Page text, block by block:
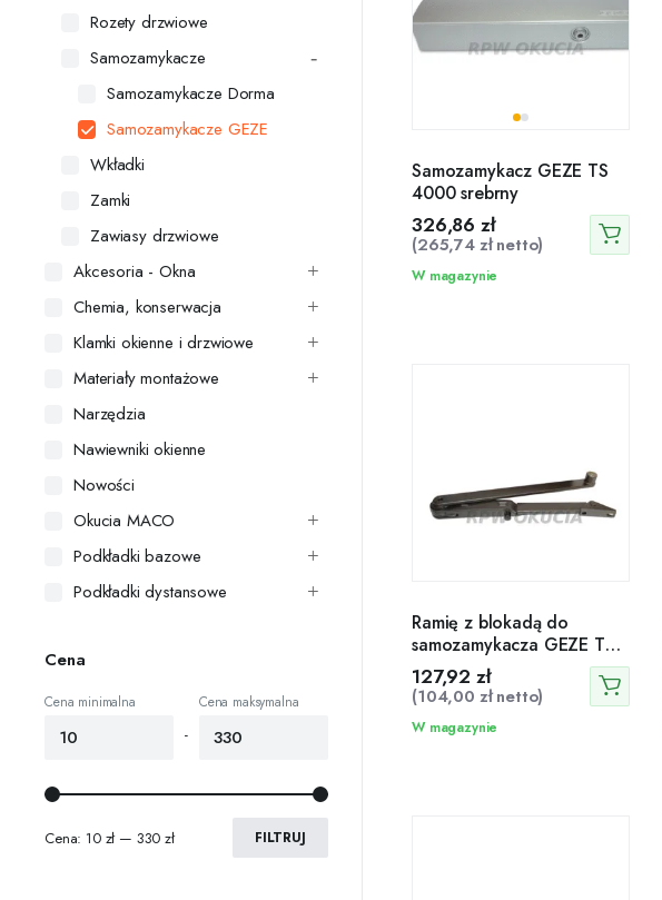
Samozamykacz GEZE TS
4000 srebrny
326,86 zł
(265,74złnetto)
W magazynie
Ramię z blokadą do
samozamykacza GEZE TS
2000 i TS 4000 brązowe
127,92 zł
(104,00 złnetto)
W magazynie
Rozety drzwiowe
Samozamykacze
Samozamykacze Dorma
Samozamykacze GEZE
Wkładki
Zamki
Zawiasy drzwiowe
Akcesoria - Okna
Chemia, konserwacja
Klamki okienne i drzwiowe
Materiały montażowe
Narzędzia
Nawiewniki okienne
Nowości
Okucia MACO
Podkładki bazowe
Podkładki dystansowe
Cena
Cena minimalna
-
Cena maksymalna
FILTRUJ
Cena: 10 zł— 330 zł